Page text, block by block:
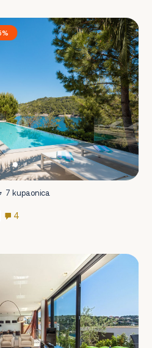
7 kupaonica
4